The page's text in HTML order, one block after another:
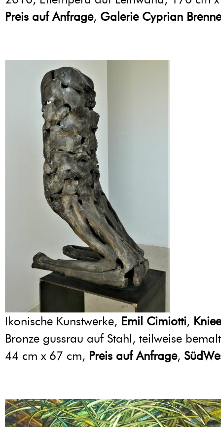
Preis auf Anfrage, Galerie Cyprian
Ikonische Kunstwerke, Emil Cimiotti,
Bronze gussrau auf Stahl, teilweise
44 cm x 67 cm, Preis auf Anfrage,